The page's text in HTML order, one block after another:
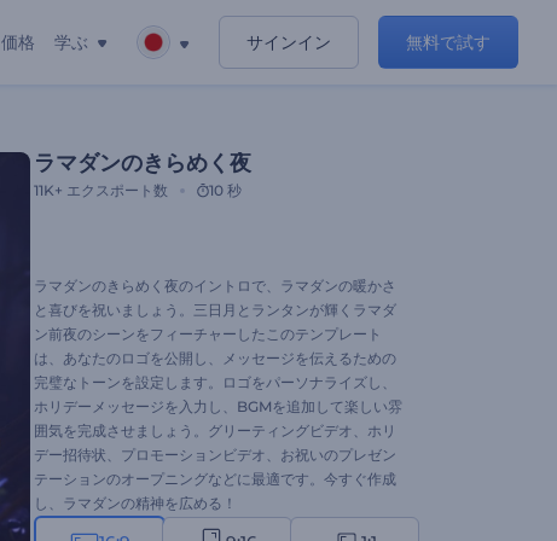
価格 学ぶ サインイン 無料で試す
ラマダンのきらめく夜
11K+ エクスポート数 10 秒
ラマダンのきらめく夜のイントロで、ラマダンの暖かさ
と喜びを祝いましょう。三日月とランタンが輝くラマダ
ン前夜のシーンをフィーチャーしたこのテンプレート
は、あなたのロゴを公開し、メッセージを伝えるための
完璧なトーンを設定します。ロゴをパーソナライズし、
ホリデーメッセージを入力し、BGMを追加して楽しい雰
囲気を完成させましょう。グリーティングビデオ、ホリ
デー招待状、プロモーションビデオ、お祝いのプレゼン
テーションのオープニングなどに最適です。今すぐ作成
し、ラマダンの精神を広める！